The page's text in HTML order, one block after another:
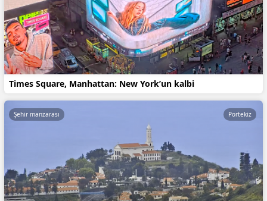
Times Square, Manhattan: New York’un kalbi
Şehir manzarası Portekiz